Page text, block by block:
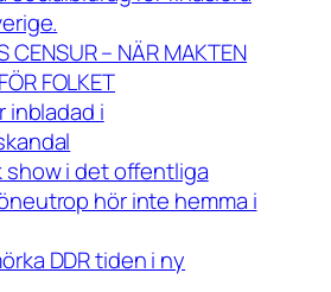
CENSUR – NÄR MAKTEN
FOLKET
inbladad i
show i det offentliga
hör inte hemma i
DDR tiden i ny